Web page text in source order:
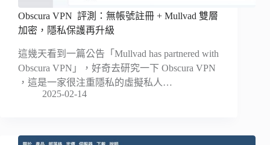
Obscura VPN 評測：無帳號註冊 + Mullvad 雙層
加密，隱私保護再升級
這幾天看到一篇公告「Mullvad has partnered with
Obscura VPN」，好奇去研究一下 Obscura VPN
，這是一家很注重隱私的虛擬私人…
2025-02-14